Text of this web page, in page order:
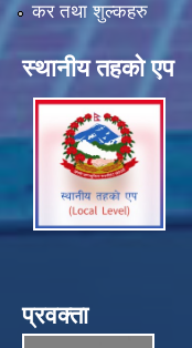
कर तथा शुल्कहरु
स्थानीय तहको एप
प्रवक्ता